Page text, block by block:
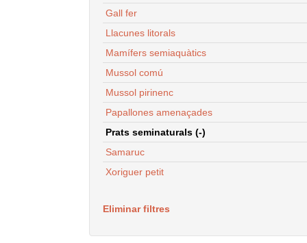
Gall fer
Llacunes litorals
Mamífers semiaquàtics
Mussol comú
Mussol pirinenc
Papallones amenaçades
Prats seminaturals (-)
Samaruc
Xoriguer petit
Eliminar filtres